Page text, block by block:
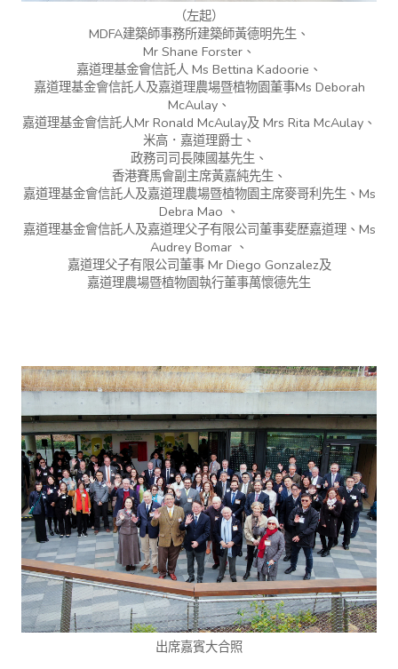
（左起）
MDFA建築師事務所建築師黃德明先生、
Mr Shane Forster、
嘉道理基金會信託人 Ms Bettina Kadoorie、
嘉道理基金會信託人及嘉道理農場暨植物園董事Ms Deborah
McAulay、
嘉道理基金會信託人Mr Ronald McAulay及 Mrs Rita McAulay、
米高．嘉道理爵士、
政務司司長陳國基先生、
香港賽馬會副主席黃嘉純先生、
嘉道理基金會信託人及嘉道理農場暨植物園主席麥哥利先生、Ms
Debra Mao 、
嘉道理基金會信託人及嘉道理父子有限公司董事斐歷嘉道理、Ms
Audrey Bomar 、
嘉道理父子有限公司董事 Mr Diego Gonzalez及
嘉道理農場暨植物園執行董事萬懷德先生
出席嘉賓大合照